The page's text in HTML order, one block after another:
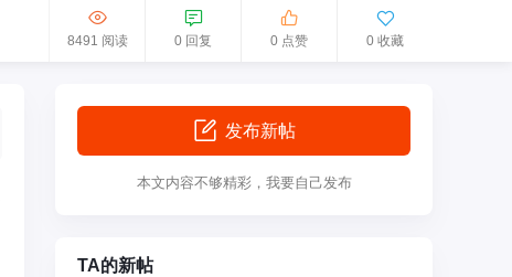
8491 阅读 0 回复 0 点赞 0 收藏
发布新帖
本文内容不够精彩，我要自己发布
TA的新帖